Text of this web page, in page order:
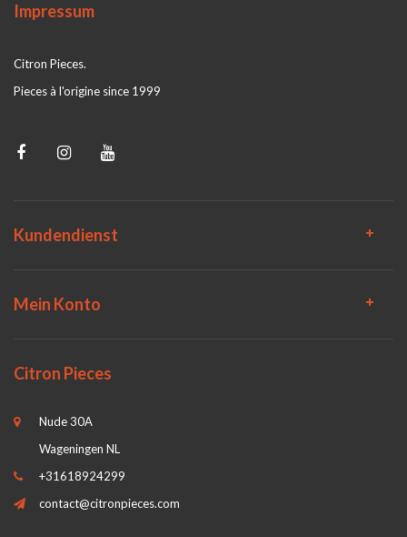
Impressum
Citron Pieces.
Pieces à l'origine since 1999
Kundendienst
Mein Konto
Citron Pieces
Nude 30A
Wageningen NL
+31618924299
contact@citronpieces.com